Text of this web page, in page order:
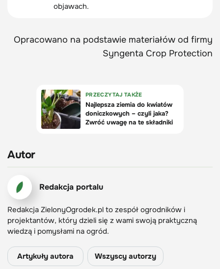
objawach.
Opracowano na podstawie materiałów od firmy
Syngenta Crop Protection
Autor
Redakcja portalu
Redakcja ZielonyOgrodek.pl to zespół ogrodników i
projektantów, który dzieli się z wami swoją praktyczną
wiedzą i pomysłami na ogród.
Artykuły autora Wszyscy autorzy